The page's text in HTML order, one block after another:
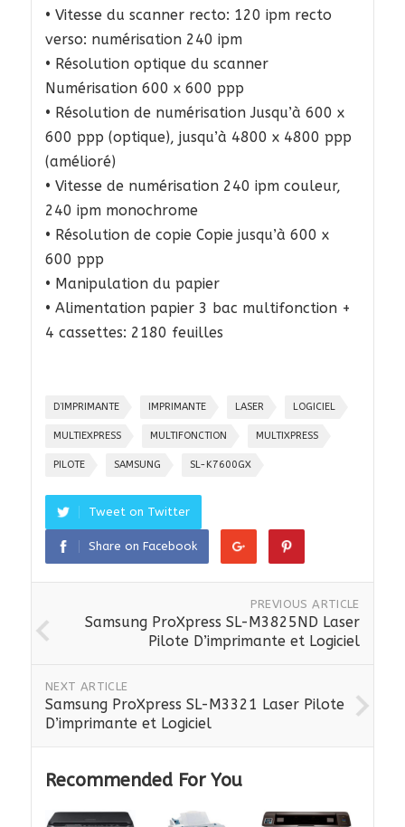
• Vitesse du scanner recto: 120 ipm recto
verso: numérisation 240 ipm
• Résolution optique du scanner
Numérisation 600 x 600 ppp
• Résolution de numérisation Jusqu’à 600 x
600 ppp (optique), jusqu’à 4800 x 4800 ppp
(amélioré)
• Vitesse de numérisation 240 ipm couleur,
240 ipm monochrome
• Résolution de copie Copie jusqu’à 600 x
600 ppp
• Manipulation du papier
• Alimentation papier 3 bac multifonction +
4 cassettes: 2180 feuilles
D’IMPRIMANTE IMPRIMANTE LASER LOGICIEL
MULTIEXPRESS MULTIFONCTION MULTIXPRESS
PILOTE SAMSUNG SL-K7600GX
Tweet on Twitter
Share on Facebook
PREVIOUS ARTICLE
Samsung ProXpress SL-M3825ND Laser
Pilote D’imprimante et Logiciel
NEXT ARTICLE
Samsung ProXpress SL-M3321 Laser Pilote
D’imprimante et Logiciel
Recommended For You